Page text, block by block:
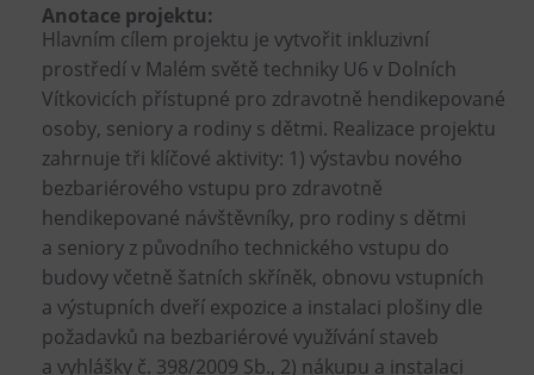
Anotace projektu:
Hlavním cílem projektu je vytvořit inkluzivní
prostředí v Malém světě techniky U6 v Dolních
Vítkovicích přístupné pro zdravotně hendikepované
osoby, seniory a rodiny s dětmi. Realizace projektu
zahrnuje tři klíčové aktivity: 1) výstavbu nového
bezbariérového vstupu pro zdravotně
hendikepované návštěvníky, pro rodiny s dětmi
a seniory z původního technického vstupu do
budovy včetně šatních skříněk, obnovu vstupních
a výstupních dveří expozice a instalaci plošiny dle
požadavků na bezbariérové využívání staveb
a vyhlášky č. 398/2009 Sb., 2) nákupu a instalaci